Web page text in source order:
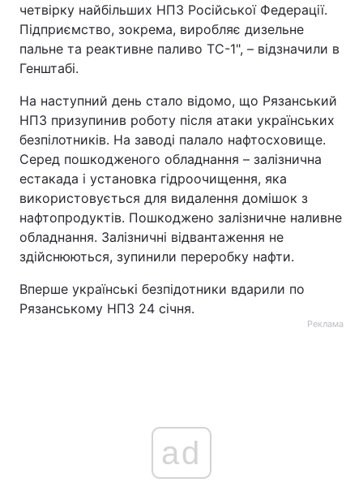
четвірку найбільших НПЗ Російської Федерації.
Підприємство, зокрема, виробляє дизельне
пальне та реактивне паливо ТС-1", – відзначили в
Генштабі.
На наступний день стало відомо, що Рязанський
НПЗ призупинив роботу після атаки українських
безпілотників. На заводі палало нафтосховище.
Серед пошкодженого обладнання – залізнична
естакада і установка гідроочищення, яка
використовується для видалення домішок з
нафтопродуктів. Пошкоджено залізничне наливне
обладнання. Залізничні відвантаження не
здійснюються, зупинили переробку нафти.
Вперше українські безпідотники вдарили по
Рязанському НПЗ 24 січня.
Реклама
ad